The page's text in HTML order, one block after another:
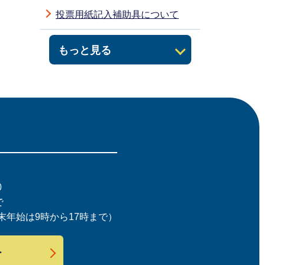
もっと見る
投票用紙記入補助具について
年始は9時から17時まで）